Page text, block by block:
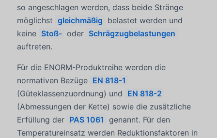
so angeschlagen werden, dass beide Stränge
möglichst gleichmäßig belastet werden und
keine Stoß- oder Schrägzugbelastungen
auftreten.
Für die ENORM-Produktreihe werden die
normativen Bezüge EN 818-1
(Güteklassenzuordnung) und EN 818-2
(Abmessungen der Kette) sowie die zusätzliche
Erfüllung der PAS 1061
genannt. Für den
Temperatureinsatz werden Reduktionsfaktoren in